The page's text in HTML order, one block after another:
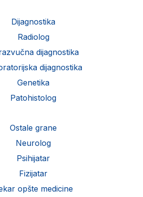
Dijagnostika
Radiolog
dijagnostika
dijagnostika
Genetika
Patohistolog
Ostale grane
Neurolog
Psihijatar
Fizijatar
opšte medicine